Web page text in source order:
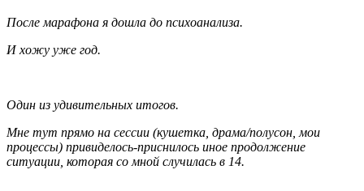
После марафона я дошла до психоанализа.
И хожу уже год.
Один из удивительных итогов.
Мне тут прямо на сессии (кушетка, драма/полусон, мои
процессы) привиделось-приснилось иное продолжение
ситуации, которая со мной случилась в 14.